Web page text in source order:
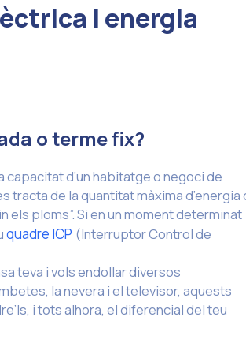
i energia
o terme fix?
capacitat d’un habitatge o negoci de
tracta de la quantitat màxima d’energia
ploms”. Si en un moment determinat
quadre ICP (Interruptor Control de
teva i vols endollar diversos
la nevera i el televisor, aquests
i tots alhora, el diferencial del teu